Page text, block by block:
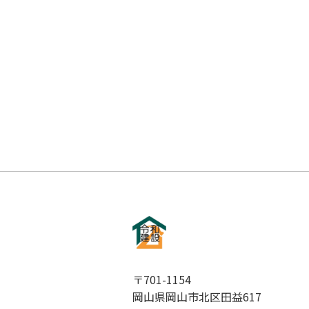
〒701-1154
岡山県岡山市北区田益617